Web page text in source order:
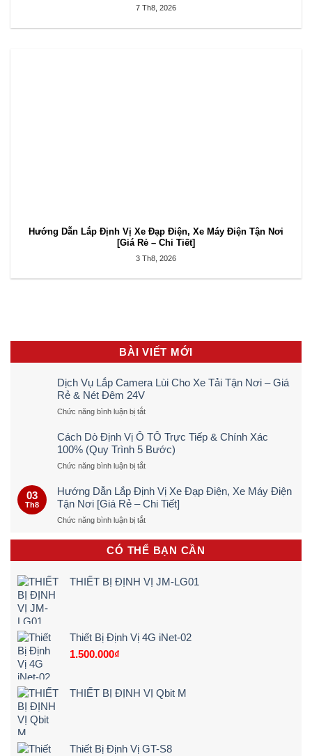
7 Th8, 2026
Hướng Dẫn Lắp Định Vị Xe Đạp Điện, Xe Máy Điện Tận Nơi
[Giá Rẻ – Chi Tiết]
3 Th8, 2026
BÀI VIẾT MỚI
Dịch Vụ Lắp Camera Lùi Cho Xe Tải Tận Nơi – Giá
Rẻ & Nét Đêm 24V
Chức năng bình luận bị tắtở
Vụ
Lắp
Camera
Lùi
Xe
Tải
Nơi
Giá
Rẻ
Nét
Đêm
Cách Dò Định Vị Ô TÔ Trực Tiếp & Chính Xác
100% (Quy Trình 5 Bước)
Chức năng bình luận bị tắtở
Dò
Định
Vị
Ô
Trực
Tiếp
Chính
Xác
5
Bước)
03
Th8
Hướng Dẫn Lắp Định Vị Xe Đạp Điện, Xe Máy Điện
Tận Nơi [Giá Rẻ – Chi Tiết]
Chức năng bình luận bị tắtở
Dẫn
Lắp
Xe
Điện
–
CÓ THỂ BẠN CẦN
THIẾT BỊ ĐỊNH VỊ JM-LG01
Thiết Bị Định Vị 4G iNet-02
1.500.000₫
THIẾT BỊ ĐỊNH VỊ Qbit M
Thiết Bị Định Vị GT-S8